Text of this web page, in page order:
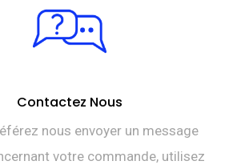
Contactez Nous
nous envoyer un message
votre commande, utilisez